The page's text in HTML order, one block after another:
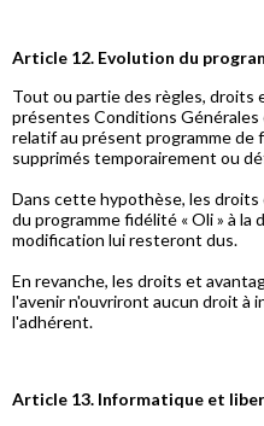
Article 12. Evolution du
Tout ou partie des règles, droits
présentes Conditions
relatif au présent programme
supprimés temporairement ou
Dans cette hypothèse, les
du programme fidélité « Oli » à la
modification lui resteront dus.
En revanche, les droits et
l'avenir n'ouvriront aucun droit à
l'adhérent.
Article 13. Informatique et